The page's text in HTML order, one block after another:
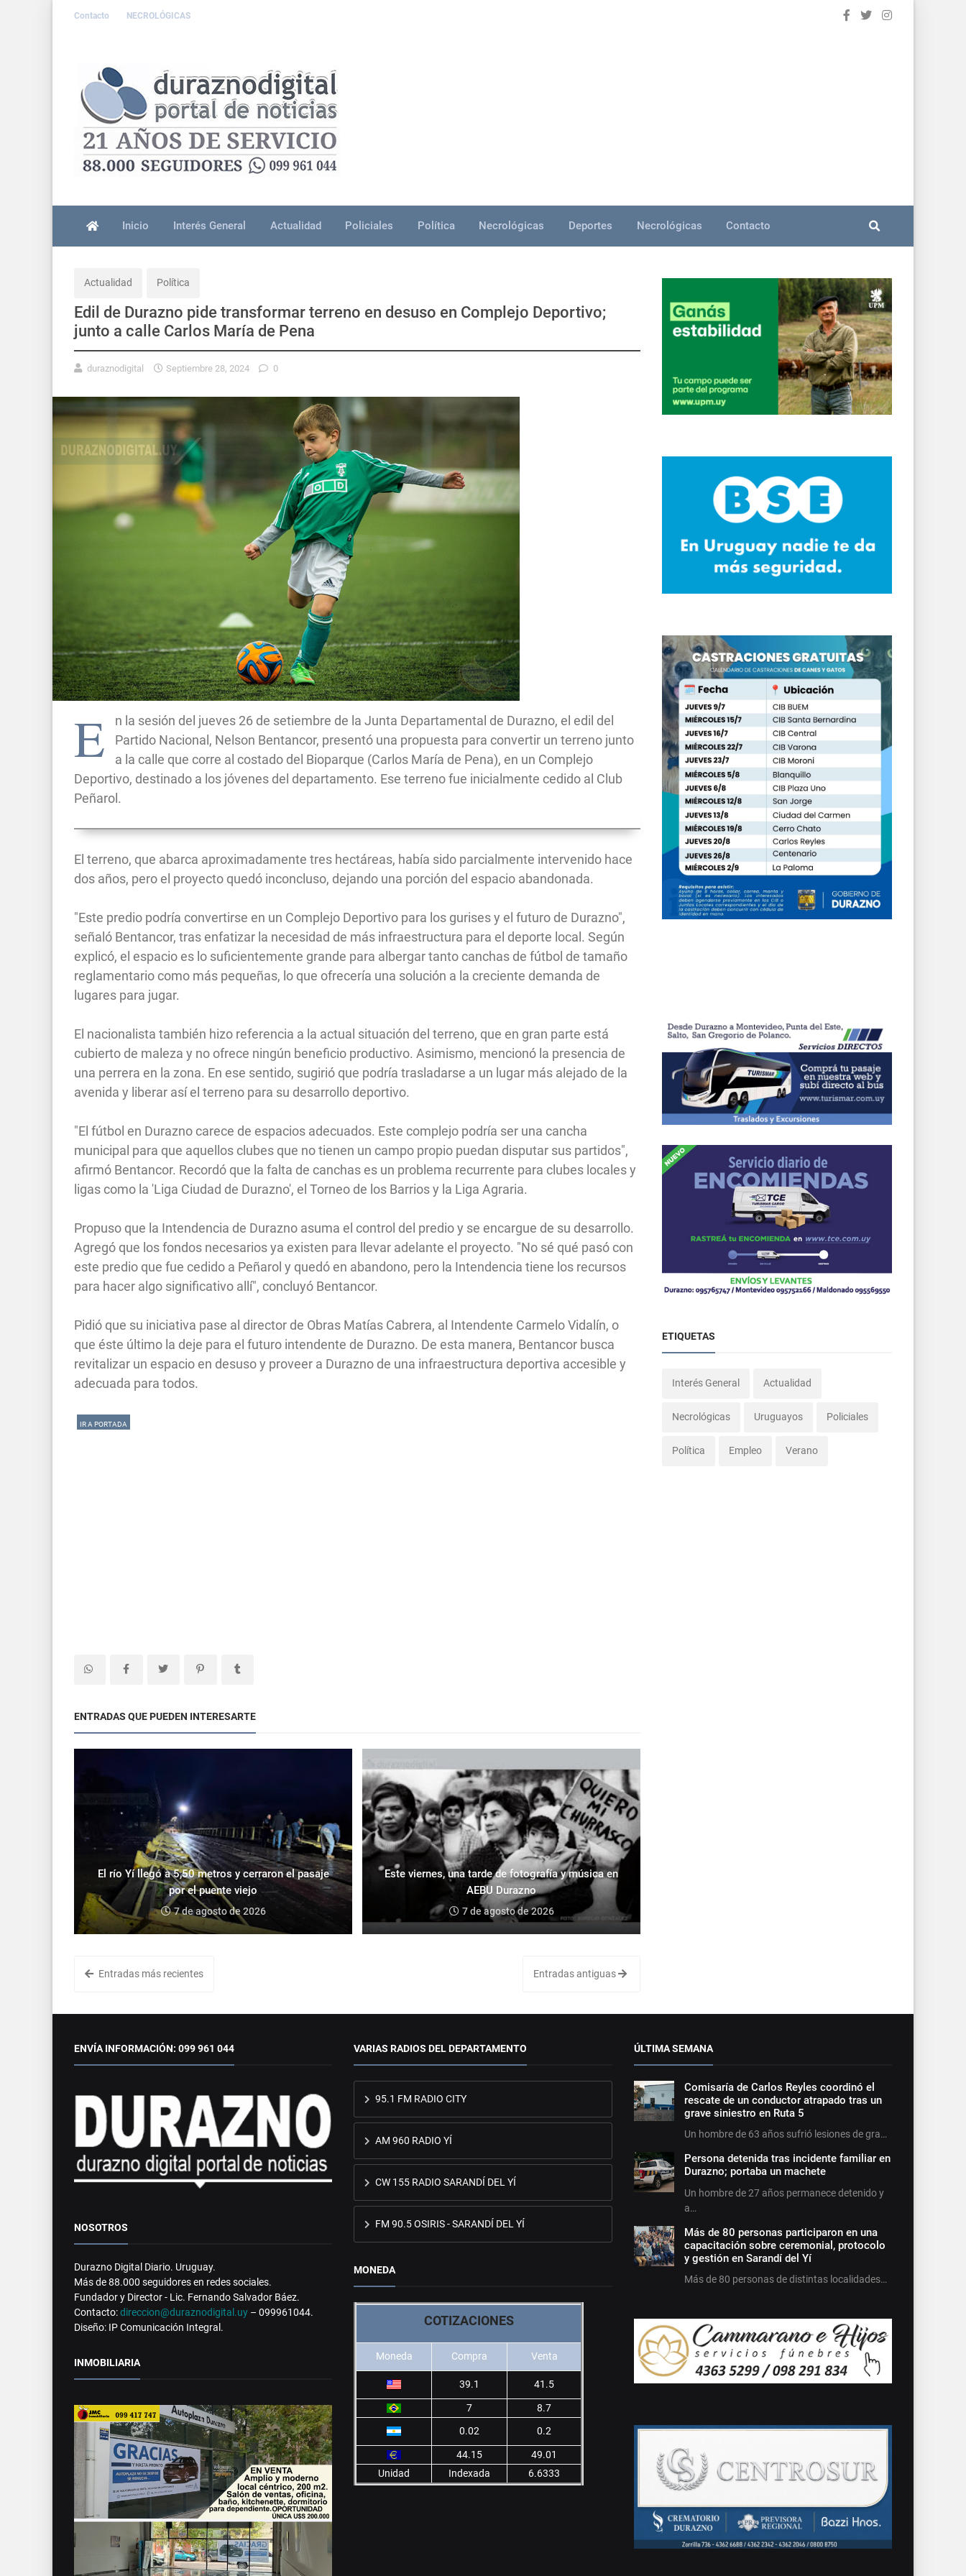
Contacto NECROLÓGICAS
Inicio Interés General Actualidad Policiales Política Necrológicas Deportes Necrológicas Contacto
Actualidad Política
Edil de Durazno pide transformar terreno en desuso en Complejo Deportivo;
junto a calle Carlos María de Pena
duraznodigital Septiembre 28, 2024 0
E
n la sesión del jueves 26 de setiembre de la Junta Departamental de Durazno, el edil del
Partido Nacional, Nelson Bentancor, presentó una propuesta para convertir un terreno junto
a la calle que corre al costado del Bioparque (Carlos María de Pena), en un Complejo
Deportivo, destinado a los jóvenes del departamento. Ese terreno fue inicialmente cedido al Club
Peñarol.
El terreno, que abarca aproximadamente tres hectáreas, había sido parcialmente intervenido hace
dos años, pero el proyecto quedó inconcluso, dejando una porción del espacio abandonada.
"Este predio podría convertirse en un Complejo Deportivo para los gurises y el futuro de Durazno",
señaló Bentancor, tras enfatizar la necesidad de más infraestructura para el deporte local. Según
explicó, el espacio es lo suficientemente grande para albergar tanto canchas de fútbol de tamaño
reglamentario como más pequeñas, lo que ofrecería una solución a la creciente demanda de
lugares para jugar.
El nacionalista también hizo referencia a la actual situación del terreno, que en gran parte está
cubierto de maleza y no ofrece ningún beneficio productivo. Asimismo, mencionó la presencia de
una perrera en la zona. En ese sentido, sugirió que podría trasladarse a un lugar más alejado de la
avenida y liberar así el terreno para su desarrollo deportivo.
"El fútbol en Durazno carece de espacios adecuados. Este complejo podría ser una cancha
municipal para que aquellos clubes que no tienen un campo propio puedan disputar sus partidos",
afirmó Bentancor. Recordó que la falta de canchas es un problema recurrente para clubes locales y
ligas como la 'Liga Ciudad de Durazno', el Torneo de los Barrios y la Liga Agraria.
Propuso que la Intendencia de Durazno asuma el control del predio y se encargue de su desarrollo.
Agregó que los fondos necesarios ya existen para llevar adelante el proyecto. "No sé qué pasó con
este predio que fue cedido a Peñarol y quedó en abandono, pero la Intendencia tiene los recursos
para hacer algo significativo allí", concluyó Bentancor.
Pidió que su iniciativa pase al director de Obras Matías Cabrera, al Intendente Carmelo Vidalín, o
que éste último la deje para el futuro intendente de Durazno. De esta manera, Bentancor busca
revitalizar un espacio en desuso y proveer a Durazno de una infraestructura deportiva accesible y
adecuada para todos.
IR A PORTADA
ENTRADAS QUE PUEDEN INTERESARTE
El río Yí llegó a 5,50 metros y cerraron el pasaje
por el puente viejo
7 de agosto de 2026
Este viernes, una tarde de fotografía y música en
AEBU Durazno
7 de agosto de 2026
Entradas más recientes Entradas antiguas
ETIQUETAS
Interés General Actualidad
Necrológicas Uruguayos Policiales
Política Empleo Verano
ENVÍA INFORMACIÓN: 099 961 044
NOSOTROS
Durazno Digital Diario. Uruguay.
Más de 88.000 seguidores en redes sociales.
Fundador y Director - Lic. Fernando Salvador Báez.
Contacto:direccion@duraznodigital.uy – 099961044.
Diseño: IP Comunicación Integral.
INMOBILIARIA
VARIAS RADIOS DEL DEPARTAMENTO
95.1 FM RADIO CITY
AM 960 RADIO YÍ
CW 155 RADIO SARANDÍ DEL YÍ
FM 90.5 OSIRIS - SARANDÍ DEL YÍ
MONEDA
COTIZACIONES
Moneda Compra Venta
39.1 41.5
7
8.7
0.02
0.2
44.15
49.01
Unidad
Indexada 6.6333
ÚLTIMA SEMANA
Comisaría de Carlos Reyles coordinó el
rescate de un conductor atrapado tras un
grave siniestro en Ruta 5
Un hombre de 63 años sufrió lesiones de gra…
Persona detenida tras incidente familiar en
Durazno; portaba un machete
Un hombre de 27 años permanece detenido y
a…
Más de 80 personas participaron en una
capacitación sobre ceremonial, protocolo
y gestión en Sarandí del Yí
Más de 80 personas de distintas localidades…